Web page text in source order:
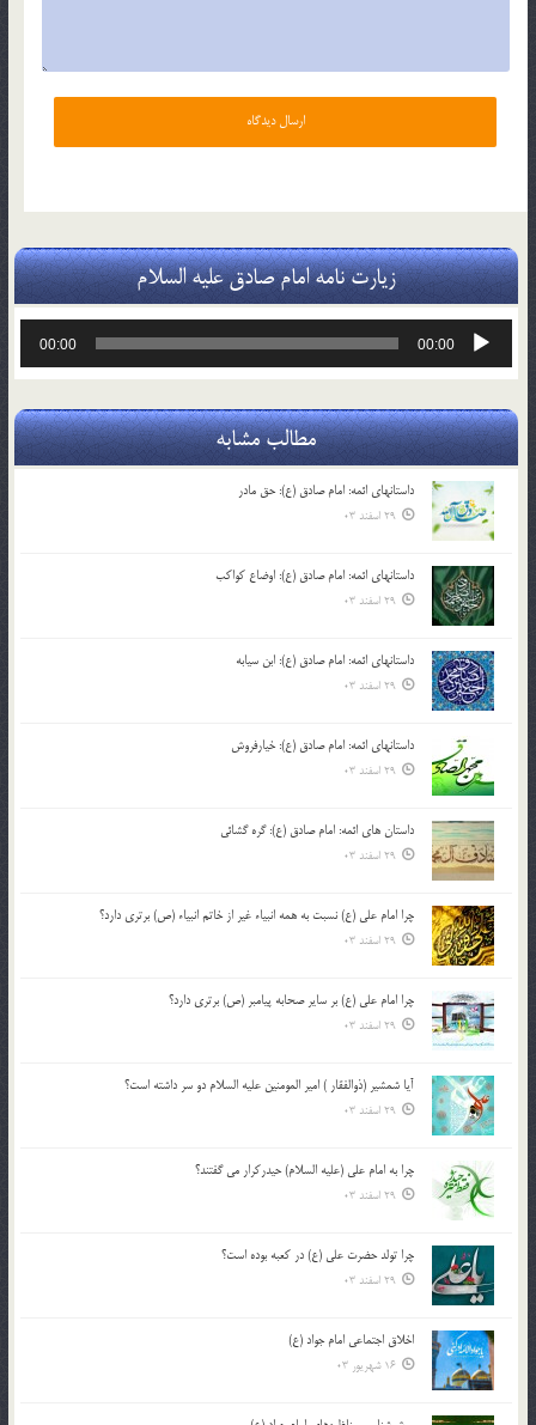
زیارت نامه امام صادق علیه السلام
پخش‌کننده
00:00
00:00
مطالب مشابه
داستانهای ائمه: امام صادق (ع): حق مادر
29 اسفند 03
داستانهای ائمه: امام صادق (ع): اوضاع کواکب
29 اسفند 03
داستانهای ائمه: امام صادق (ع): ابن سیابه
29 اسفند 03
داستانهای ائمه: امام صادق (ع): خیارفروش
29 اسفند 03
داستان های ائمه: امام صادق (ع): گره گشائی
29 اسفند 03
چرا امام علی (ع) نسبت به همه انبیاء غیر از خاتم انبیاء (ص) برتری دارد؟
29 اسفند 03
چرا امام علی (ع) بر سایر صحابه پیامبر (ص) برتری دارد؟
29 اسفند 03
آیا شمشیر (ذوالفقار ) امیر المومنین علیه السلام دو سر داشته است؟
29 اسفند 03
چرا به امام علی (علیه السلام) حیدرکرار می گفتند؟
29 اسفند 03
چرا تولد حضرت علی (ع) در کعبه بوده است؟
29 اسفند 03
اخلاق اجتماعی امام جواد (ع)
16 شهریور 03